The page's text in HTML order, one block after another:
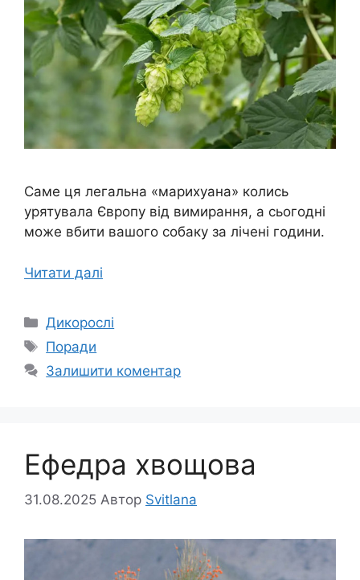
Саме ця легальна «марихуана» колись
урятувала Європу від вимирання, а сьогодні
може вбити вашого собаку за лічені години.
Читати далі
Категорії
Дикорослі
Позначки
Поради
Залишити коментар
Ефедра хвощова
31.08.2025 Автор Svitlana